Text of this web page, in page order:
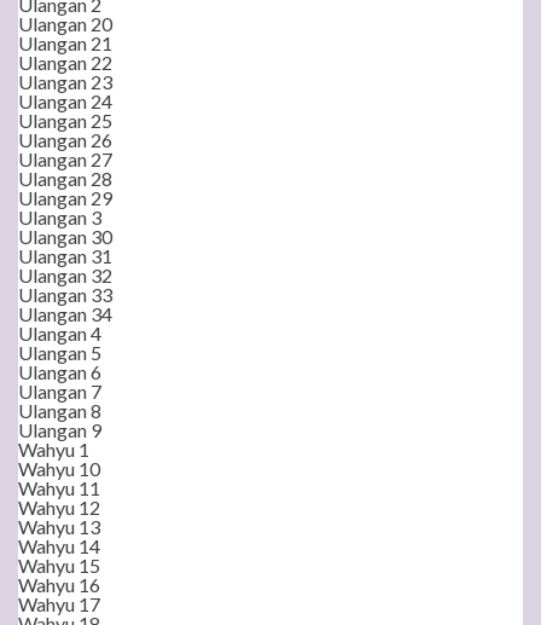
Ulangan 20
Ulangan 21
Ulangan 22
Ulangan 23
Ulangan 24
Ulangan 25
Ulangan 26
Ulangan 27
Ulangan 28
Ulangan 29
Ulangan 3
Ulangan 30
Ulangan 31
Ulangan 32
Ulangan 33
Ulangan 34
Ulangan 4
Ulangan 5
Ulangan 6
Ulangan 7
Ulangan 8
Ulangan 9
Wahyu 1
Wahyu 10
Wahyu 11
Wahyu 12
Wahyu 13
Wahyu 14
Wahyu 15
Wahyu 16
Wahyu 17